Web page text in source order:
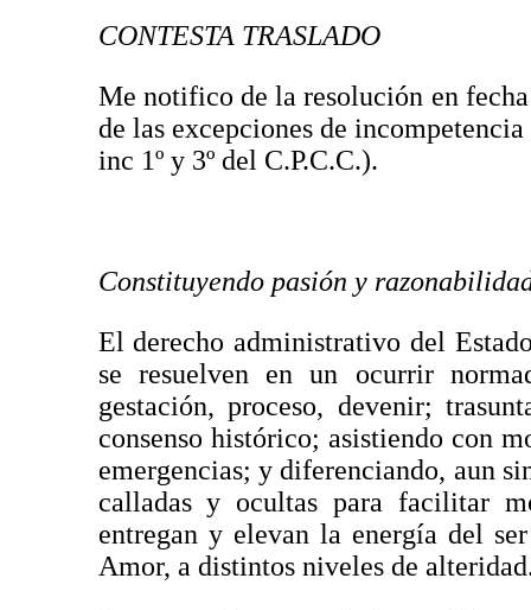
CONTESTA TRASLADO
Me notifico de la resolución en
de las excepciones de
inc 1º y 3º del C.P.C.C.).
Constituyendo pasión y
El derecho administrativo del
se resuelven en un ocurrir
gestación, proceso, devenir;
consenso histórico; asistiendo con
emergencias; y diferenciando, aun
calladas y ocultas para facilitar
entregan y elevan la energía del
Amor, a distintos niveles de